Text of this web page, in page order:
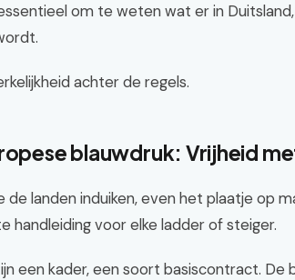
om te weten wat er in
achter de regels.
blauwdruk: Vrijheid
de landen induiken, even het plaatje op
handleiding voor elke ladder of steiger.
een kader, een soort basiscontract. De